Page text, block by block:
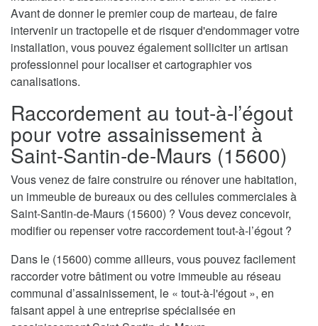
Avant de donner le premier coup de marteau, de faire
intervenir un tractopelle et de risquer d'endommager votre
installation, vous pouvez également solliciter un artisan
professionnel pour localiser et cartographier vos
canalisations.
Raccordement au tout-à-l’égout
pour votre assainissement à
Saint-Santin-de-Maurs (15600)
Vous venez de faire construire ou rénover une habitation,
un immeuble de bureaux ou des cellules commerciales à
Saint-Santin-de-Maurs (15600) ? Vous devez concevoir,
modifier ou repenser votre raccordement tout-à-l’égout ?
Dans le (15600) comme ailleurs, vous pouvez facilement
raccorder votre bâtiment ou votre immeuble au réseau
communal d’assainissement, le « tout-à-l'égout », en
faisant appel à une entreprise spécialisée en